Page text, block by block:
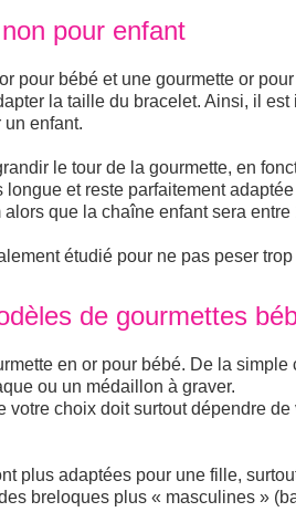
pour enfant
pour bébé et une gourmette or
la taille du bracelet. Ainsi, il
un enfant.
le tour de la gourmette, en
et reste parfaitement
que la chaîne enfant sera entre
étudié pour ne pas peser
de gourmettes
en or pour bébé. De la
ou un médaillon à graver.
votre choix doit surtout dépendre
plus adaptées pour une fille,
breloques plus « masculines »